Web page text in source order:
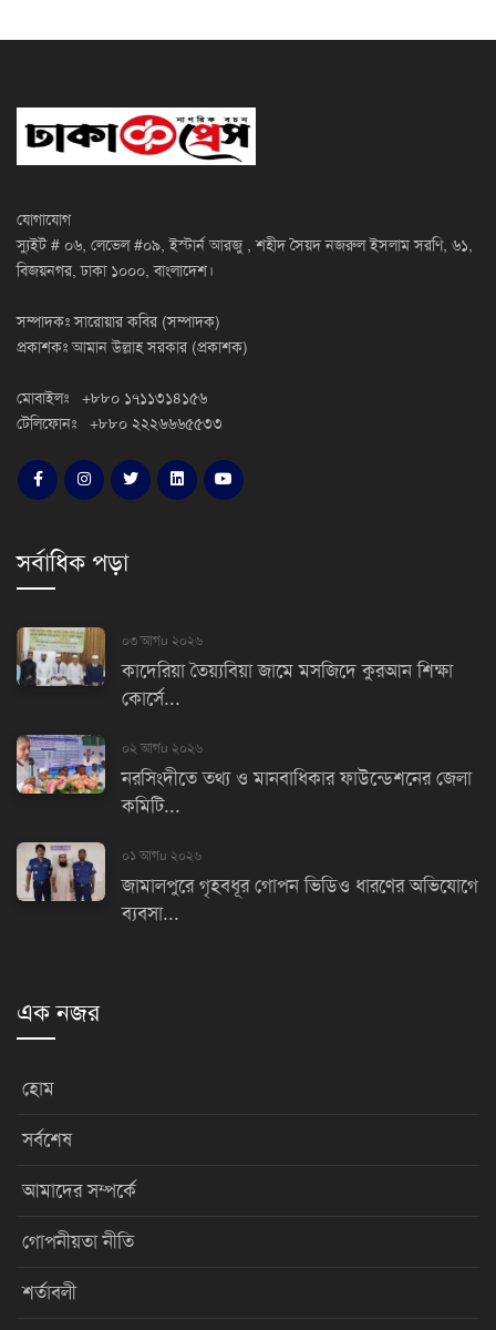
যোগাযোগ
স্যুইট # ০৬, লেভেল #০৯, ইস্টার্ন আরজু , শহীদ সৈয়দ নজরুল ইসলাম সরণি, ৬১,
বিজয়নগর, ঢাকা ১০০০, বাংলাদেশ।
সম্পাদকঃ সারোয়ার কবির (সম্পাদক)
প্রকাশকঃ আমান উল্লাহ সরকার (প্রকাশক)
মোবাইলঃ +৮৮০ ১৭১১৩১৪১৫৬
টেলিফোনঃ +৮৮০ ২২২৬৬৬৫৫৩৩
সর্বাধিক পড়া
০৩ আগu ২০২৬
কাদেরিয়া তৈয়্যবিয়া জামে মসজিদে কুরআন শিক্ষা
কোর্সে...
০২ আগu ২০২৬
নরসিংদীতে তথ্য ও মানবাধিকার ফাউন্ডেশনের জেলা
কমিটি...
০১ আগu ২০২৬
জামালপুরে গৃহবধূর গোপন ভিডিও ধারণের অভিযোগে
ব্যবসা...
এক নজর
হোম
সর্বশেষ
আমাদের সম্পর্কে
গোপনীয়তা নীতি
শর্তাবলী